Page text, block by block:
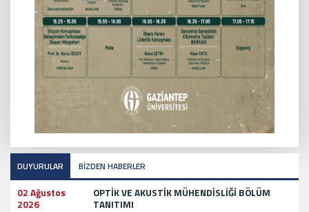
DUYURULAR BİZDEN HABERLER
02 Ağustos
2026
OPTİK VE AKUSTİK MÜHENDİSLİĞİ BÖLÜM
TANITIMI